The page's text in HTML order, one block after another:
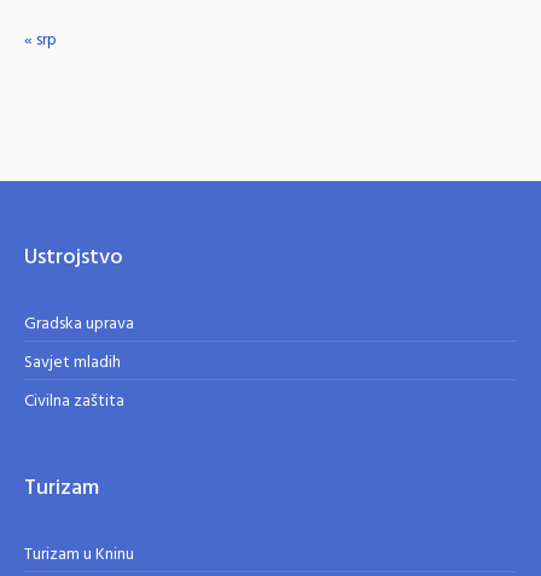
« srp
Ustrojstvo
Gradska uprava
Savjet mladih
Civilna zaštita
Turizam
Turizam u Kninu